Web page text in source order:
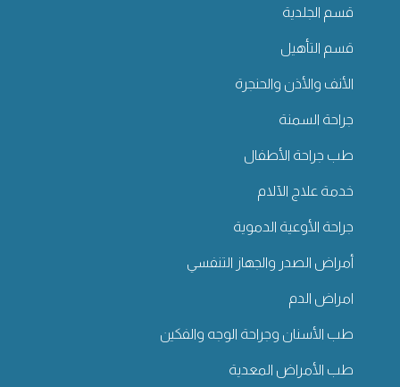
قسم الجلدية
قسم التأهيل
الأنف والأذن والحنجرة
جراحة السمنة
طب جراحة الأطفال
خدمة علاج الآلام
جراحة الأوعية الدموية
أمراض الصدر والجهاز التنفسي
امراض الدم
طب الأسنان وجراحة الوجه والفكين
طب الأمراض المعدية